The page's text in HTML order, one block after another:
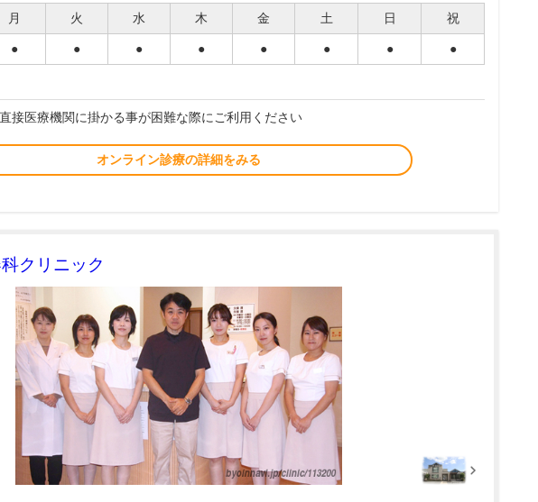
月 火 水 木 金 土 日 祝
● ● ● ● ● ● ● ●
接医療機関に掛かる事が困難な際にご利用ください
オンライン診療の詳細をみる
クリニック